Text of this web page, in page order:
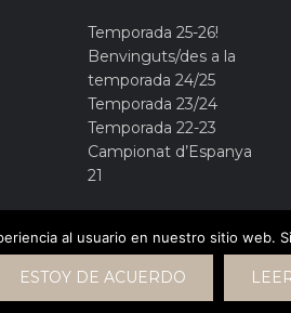
Temporada 25-26!
Benvinguts/des a la
temporada 24/25
Temporada 23/24
Temporada 22-23
Campionat d’Espanya
21
al usuario en nuestro sitio web.
ESTOY DE ACUERDO